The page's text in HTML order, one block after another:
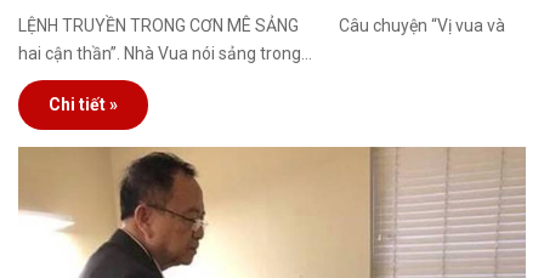
LỆNH TRUYỀN TRONG CƠN MÊ SẢNG Câu chuyện “Vị vua và
hai cận thần”. Nhà Vua nói sảng trong…
Chi tiết »